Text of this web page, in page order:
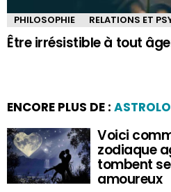
PHILOSOPHIE RELATIONS ET
Être irrésistible à tout
ENCORE PLUS DE :
Voici
zodiaque
tombent
amoureux